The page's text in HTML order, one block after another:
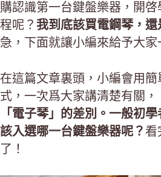
購認識第一台鍵盤樂器，開
程呢？ 我到底該買電鋼琴，還
急，下面就讓小編來給予大家
在這篇文章裏頭，小編會用簡
式，一次爲大家講清楚有關，
「電子琴」的差別。一般初
該入選哪一台鍵盤樂器呢？看
了！